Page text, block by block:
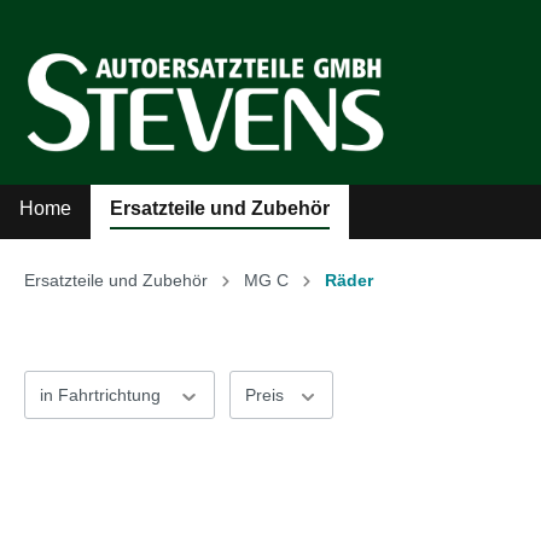
Home Ersatzteile und Zubehör
Ersatzteile und Zubehör MG C Räder
in Fahrtrichtung Preis